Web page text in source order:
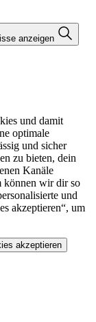
anzeigen
und damit
optimale
und sicher
zu bieten, dein
Kanäle
können wir dir so
und
akzeptieren“, um
akzeptieren